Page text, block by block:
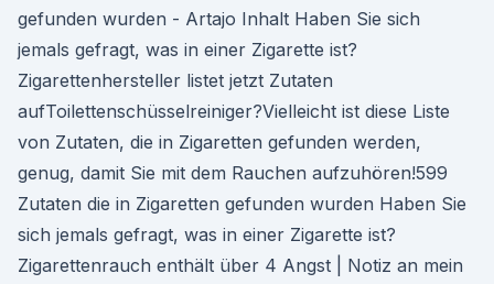
gefunden wurden - Artajo Inhalt Haben Sie sich
jemals gefragt, was in einer Zigarette ist?
Zigarettenhersteller listet jetzt Zutaten
aufToilettenschüsselreiniger?Vielleicht ist diese Liste
von Zutaten, die in Zigaretten gefunden werden,
genug, damit Sie mit dem Rauchen aufzuhören!599
Zutaten die in Zigaretten gefunden wurden Haben Sie
sich jemals gefragt, was in einer Zigarette ist?
Zigarettenrauch enthält über 4 Angst | Notiz an mein